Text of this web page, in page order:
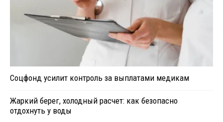
Соцфонд усилит контроль за выплатами медикам
Жаркий берег, холодный расчет: как безопасно
отдохнуть у воды